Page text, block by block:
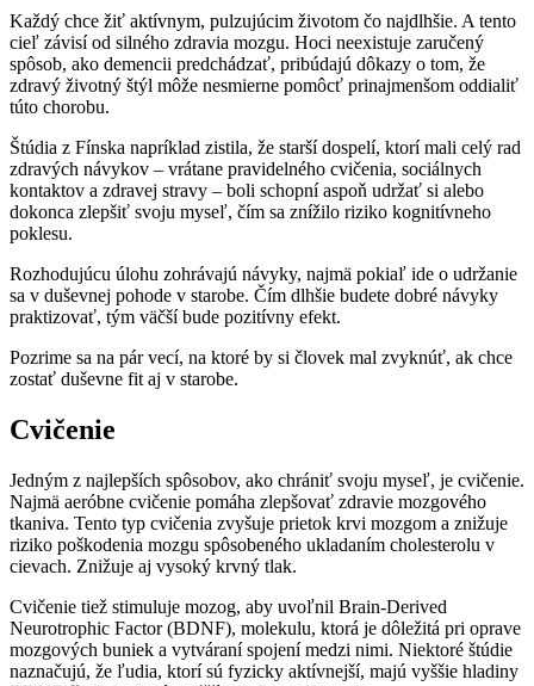
Každý chce žiť aktívnym, pulzujúcim životom čo najdlhšie. A tento
cieľ závisí od silného zdravia mozgu. Hoci neexistuje zaručený
spôsob, ako demencii predchádzať, pribúdajú dôkazy o tom, že
zdravý životný štýl môže nesmierne pomôcť prinajmenšom oddialiť
túto chorobu.
Štúdia z Fínska napríklad zistila, že starší dospelí, ktorí mali celý rad
zdravých návykov – vrátane pravidelného cvičenia, sociálnych
kontaktov a zdravej stravy – boli schopní aspoň udržať si alebo
dokonca zlepšiť svoju myseľ, čím sa znížilo riziko kognitívneho
poklesu.
Rozhodujúcu úlohu zohrávajú návyky, najmä pokiaľ ide o udržanie
sa v duševnej pohode v starobe. Čím dlhšie budete dobré návyky
praktizovať, tým väčší bude pozitívny efekt.
Pozrime sa na pár vecí, na ktoré by si človek mal zvyknúť, ak chce
zostať duševne fit aj v starobe.
Cvičenie
Jedným z najlepších spôsobov, ako chrániť svoju myseľ, je cvičenie.
Najmä aeróbne cvičenie pomáha zlepšovať zdravie mozgového
tkaniva. Tento typ cvičenia zvyšuje prietok krvi mozgom a znižuje
riziko poškodenia mozgu spôsobeného ukladaním cholesterolu v
cievach. Znižuje aj vysoký krvný tlak.
Cvičenie tiež stimuluje mozog, aby uvoľnil Brain-Derived
Neurotrophic Factor (BDNF), molekulu, ktorá je dôležitá pri oprave
mozgových buniek a vytváraní spojení medzi nimi. Niektoré štúdie
naznačujú, že ľudia, ktorí sú fyzicky aktívnejší, majú vyššie hladiny